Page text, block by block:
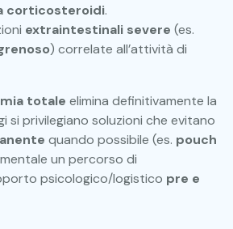
corticosteroidi.
extraintestinali severe (es.
) correlate all’attività di
totale elimina definitivamente la
si privilegiano soluzioni che evitano
quando possibile (es. pouch
un percorso di
psicologico/logistico pre e